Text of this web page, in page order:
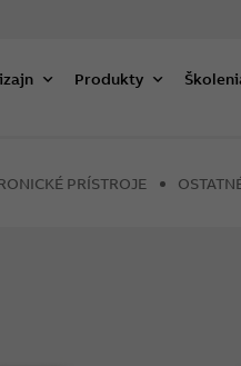
Produkty
PRÍSTROJE